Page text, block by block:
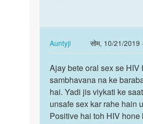
mahila
k
muh
me
by
narendra
ke
muh…
Auntyji
सोम, 10/21/
In
reply
to
Kya
mahila
hiv
grast
Ajay
bete
oral
sex
se
Ajay bete oral sex se HIV
sambhavana na ke
hai. Yadi jis viykati ke
unsafe sex kar rahe hain
Positive hai toh HIV hone